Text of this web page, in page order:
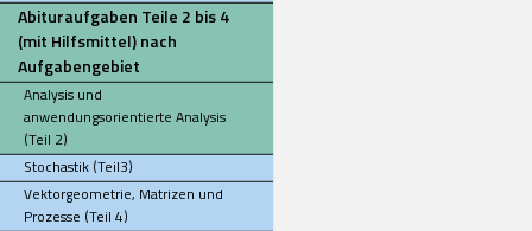
Abituraufgaben Teile 2 bis 4
(mit Hilfsmittel) nach
Aufgabengebiet
Analysis und
anwendungsorientierte Analysis
(Teil 2)
Stochastik (Teil3)
Vektorgeometrie, Matrizen und
Prozesse (Teil 4)